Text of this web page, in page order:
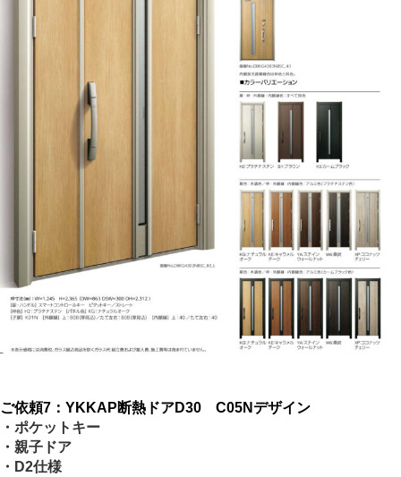
ご依頼7：YKKAP断熱ドアD30 C05Nデザイン
・ポケットキー
・親子ドア
・D2仕様